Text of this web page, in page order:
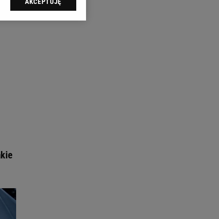
sp. z o.o., jej
swoje preferencje
celów identyfikacji.
reklam i treści,